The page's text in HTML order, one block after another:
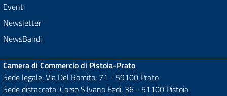
Eventi
Newsletter
NewsBandi
Camera di Commercio di Pistoia-Prato
Sede legale: Via Del Romito, 71 - 59100 Prato
Sede distaccata: Corso Silvano Fedi, 36 - 51100 Pistoia